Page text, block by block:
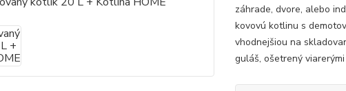
záhrade, dvore, alebo
kovovú kotlinu s
vhodnejšiou na
guláš, ošetrený